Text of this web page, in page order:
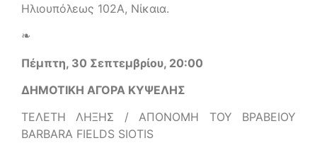
Ηλιουπόλεως 102Α, Νίκαια.
❧
Πέμπτη, 30 Σεπτεμβρίου, 20:00
ΔΗΜΟΤΙΚΗ ΑΓΟΡΑ ΚΥΨΕΛΗΣ
ΤΕΛΕΤΗ ΛΗΞΗΣ / ΑΠΟΝΟΜΗ ΤΟΥ ΒΡΑΒΕΙΟΥ
BARBARA FIELDS SIOTIS